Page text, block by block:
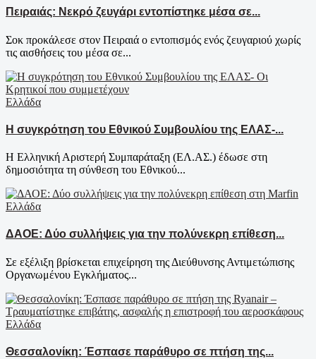
Πειραιάς: Νεκρό ζευγάρι εντοπίστηκε μέσα σε...
Σοκ προκάλεσε στον Πειραιά ο εντοπισμός ενός ζευγαριού χωρίς
τις αισθήσεις του μέσα σε...
Ελλάδα
Η συγκρότηση του Εθνικού Συμβουλίου της ΕΛΑΣ-...
Η Ελληνική Αριστερή Συμπαράταξη (ΕΛ.ΑΣ.) έδωσε στη
δημοσιότητα τη σύνθεση του Εθνικού...
Ελλάδα
ΔΑΟΕ: Δύο συλλήψεις για την πολύνεκρη επίθεση...
Σε εξέλιξη βρίσκεται επιχείρηση της Διεύθυνσης Αντιμετώπισης
Οργανωμένου Εγκλήματος...
Ελλάδα
Θεσσαλονίκη: Έσπασε παράθυρο σε πτήση της...